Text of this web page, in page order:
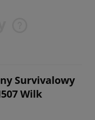
Survivalowy
Wilk